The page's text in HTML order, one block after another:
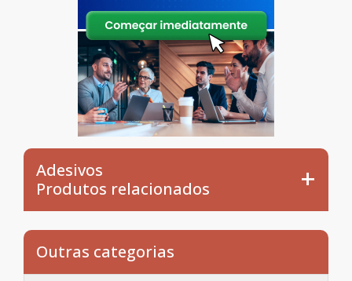
Adesivos
Produtos relacionados
Outras categorias